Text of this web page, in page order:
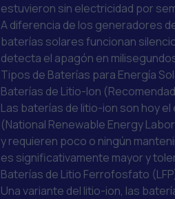
estuvieron sin electricidad por
A diferencia de los generadores
baterías solares funcionan
detecta el apagón en
Tipos de Baterías para Energía
Baterías de Litio-Ion
Las baterías de litio-ion son hoy
(National Renewable Energy
y requieren poco o ningún
es significativamente mayor y
Baterías de Litio Ferrofosfato
Una variante del litio-ion, las